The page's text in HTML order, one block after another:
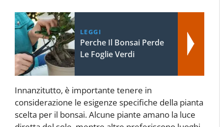
LEGGI
Perche Il Bonsai Perde
Le Foglie Verdi
Innanzitutto, è importante tenere in
considerazione le esigenze specifiche della pianta
scelta per il bonsai. Alcune piante amano la luce